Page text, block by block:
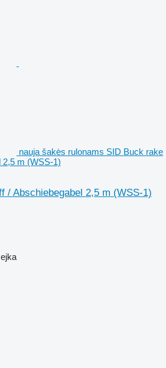
nauja šakės rulonams SID Buck rake
2,5 m (WSS-1)
/ Abschiebegabel 2,5 m (WSS-1)